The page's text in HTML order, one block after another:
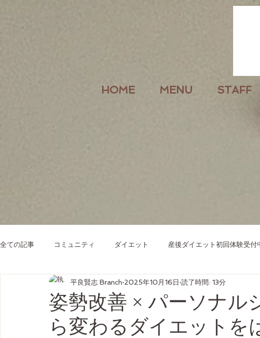
HOME MENU STAFF
全ての記事 コミュニティ ダイエット 産後ダイエット初回体験受付
姿勢改善 × パーソナル
ら変わるダイエットを
平良賢志 Branch 2025年10月16日 読了時間: 13分